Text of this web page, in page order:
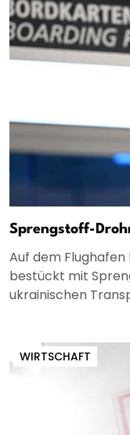
Sprengstoff-
Auf dem Flughafen
bestückt mit
ukrainischen
WIRTSCHAFT